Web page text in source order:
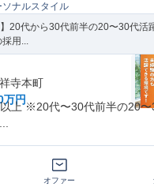
ナルスタイル
】20代から30代前半の20〜30代活
用...
寺本町
万円
上 ※20代〜30代前半の20〜
オファー